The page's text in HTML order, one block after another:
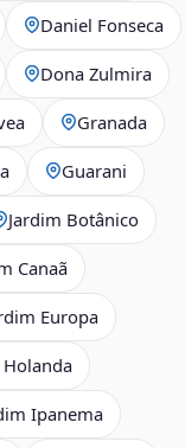
Daniel Fonseca
Dona Zulmira
Granada
Guarani
Jardim Botânico
Canaã
Europa
Ipanema